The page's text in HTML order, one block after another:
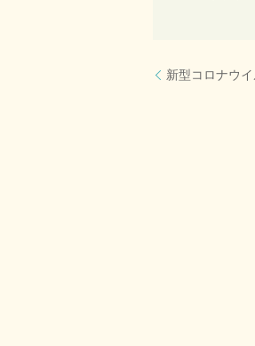
新型コロナウ